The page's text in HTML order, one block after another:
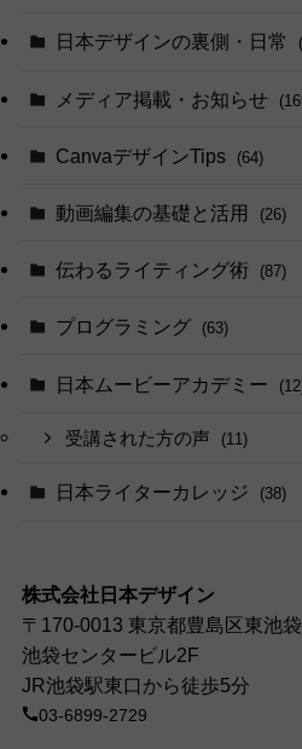
日本デザインの裏側・日常
メディア掲載・お知らせ
CanvaデザインTips (64)
動画編集の基礎と活用 (26)
伝わるライティング術 (87)
プログラミング (63)
日本ムービーアカデミー
受講された方の声 (11)
日本ライターカレッジ (38)
株式会社日本デザイン
〒170-0013 東京都豊島区東池
池袋センタービル2F
JR池袋駅東口から徒歩5分
03-6899-2729